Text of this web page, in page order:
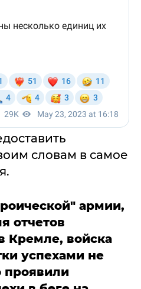
словам в самое
армии,
отчетов
Кремле, войска
успехами не
проявили